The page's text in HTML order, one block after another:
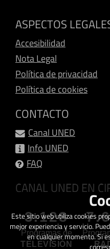
ASPECTOS
Accesibilidad
Nota Legal
Política de privacidad
Política de cookies
CONTACTO
Canal UNED
Info UNED
FAQ
CANAL UNED EN
3.128
Programas de
TELEVISIÓN
Este sitio web utiliza cookies
mejor experiencia y servicio.
en cualquier momento. Si